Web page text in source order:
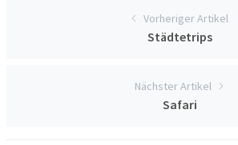
Vorheriger Artikel
Städtetrips
Nächster Artikel
Safari